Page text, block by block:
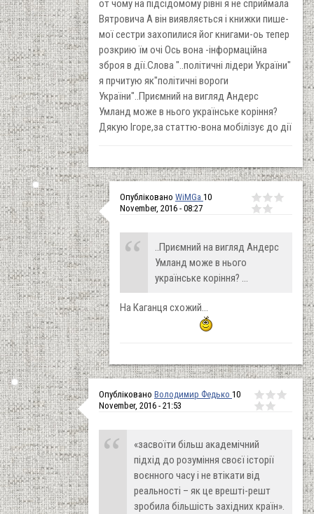
от чому на підсідомому рівні я не сприймала
Вятровича А він виявляється і книжки пише-
мої сестри захопилися йог книгами-оь тепер
розкрию їм очі Ось вона -інформаційна
зброя в дії.Слова "..політичні лідери України"
я прчитую як"політичні вороги
України"..Приємний на вигляд Андерс
Умланд може в нього українське коріння?
Дякую Ігоре,за статтю-вона мобілізує до дії
Опубліковано WiMGa 10
November, 2016 - 08:27
..Приємний на вигляд Андерс
Умланд може в нього
українське коріння? ...
На Каганця схожий...
Опубліковано Володимир Федько 10
November, 2016 - 21:53
«засвоїти більш академічний
підхід до розуміння своєї історії
воєнного часу і не втікати від
реальності – як це врешті-решт
зробила більшість західних країн».